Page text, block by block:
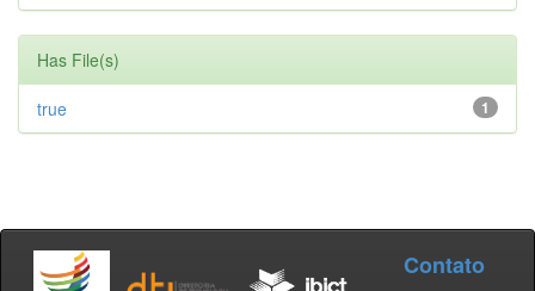
Has File(s)
1
true
Contato